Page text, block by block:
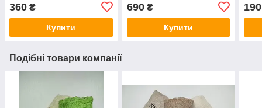
360 ₴
Купити
690₴
Купити
190
Подібні товари компанії